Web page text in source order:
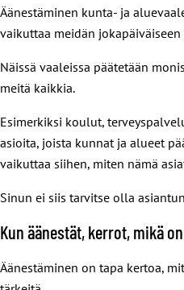
Äänestäminen kunta- ja
vaikuttaa meidän jokapäiväiseen
Näissä vaaleissa päätetään
meitä kaikkia.
Esimerkiksi koulut,
asioita, joista kunnat ja alueet
vaikuttaa siihen, miten nämä
Sinun ei siis tarvitse olla
Kun äänestät, kerrot, mikä
Äänestäminen on tapa kertoa,